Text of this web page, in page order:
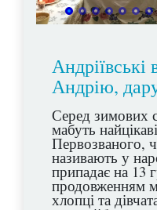
Андрію,
Серед зимових
мабуть
Первозваного,
називають у
припадає на 13
продовженням
хлопці та